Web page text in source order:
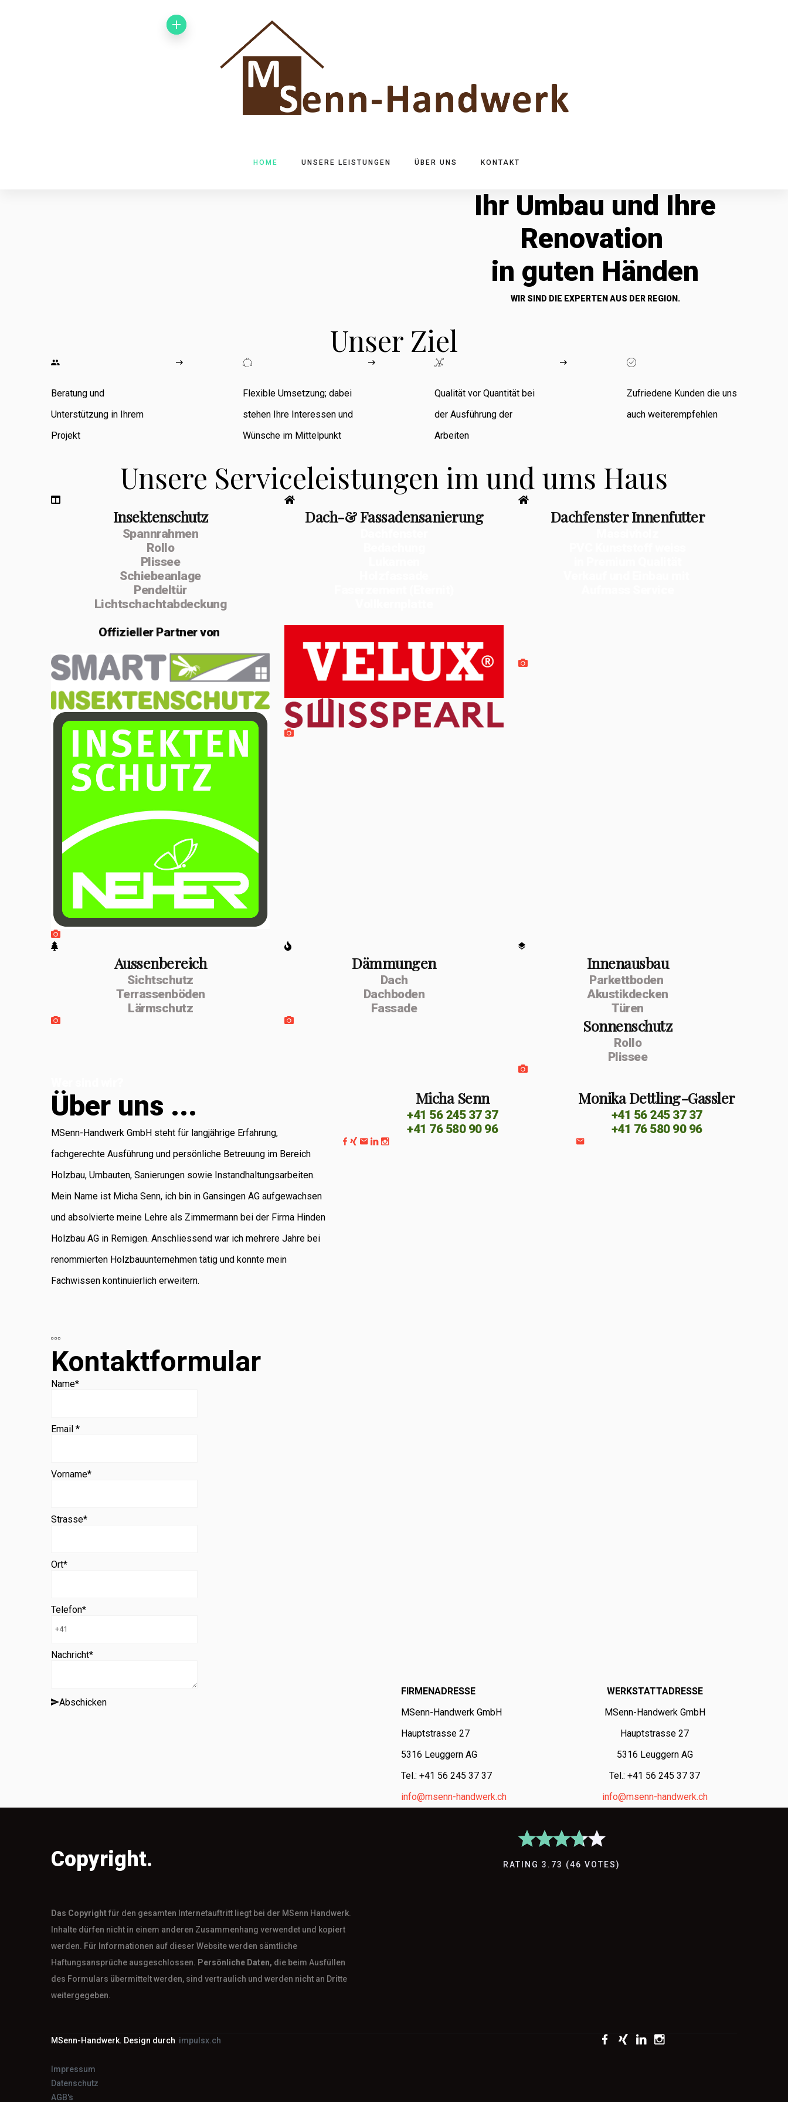
HOME UNSERE LEISTUNGEN ÜBER UNS KONTAKT
Ihr Umbau und Ihre
Renovation
in guten Händen
WIR SIND DIE EXPERTEN AUS DER REGION.
Unser Ziel
Beratung und
Unterstützung in Ihrem
Projekt
Flexible Umsetzung; dabei
stehen Ihre Interessen und
Wünsche im Mittelpunkt
Qualität vor Quantität bei
der Ausführung der
Arbeiten
Zufriedene Kunden die uns
auch weiterempfehlen
Unsere Serviceleistungen im und ums Haus
Insektenschutz
Spannrahmen
Rollo
Plissee
Schiebeanlage
Pendeltür
Lichtschachtabdeckung
OffiziellerPartner von
Dach-& Fassadensanierung Dachfenster Innenfutter
Aussenbereich
Sichtschutz
Terrassenböden
Lärmschutz
Dämmungen
Dach
Dachboden
Fassade
Innenausbau
Parkettboden
Akustikdecken
Türen
Sonnenschutz
Rollo
Plissee
Über uns ...
MSenn-Handwerk GmbH steht für langjährige Erfahrung,
fachgerechte Ausführung und persönliche Betreuung im Bereich
Holzbau, Umbauten, Sanierungen sowie Instandhaltungsarbeiten.
Mein Name ist Micha Senn, ich bin in Gansingen AG aufgewachsen
und absolvierte meine Lehre als Zimmermann bei der Firma Hinden
Holzbau AG in Remigen. Anschliessend war ich mehrere Jahre bei
renommierten Holzbauunternehmen tätig und konnte mein
Fachwissen kontinuierlich erweitern.
Zimmerarbeiten,
Umbauten,
Sanierungen
Im Februar 2020
gründete ich die
Einzelfirma
Februar 2026 die
Umwandlung zur
Handwerk GmbH.
Unterstützt
Monika Dettling-
und Buchhaltung
verantwortlich ist.
Als regional
verankertes
Unternehmen
grossen Wert auf
Zuverlässigkeit
Micha Senn
+41 56 245 37 37
+41 76 580 90 96
Monika Dettling-Gassler
+41 56 245 37 37
+41 76 580 90 96
Kontaktformular
Name*
Email *
Vorname*
Strasse*
Ort*
Telefon*
Nachricht*
Abschicken
FIRMENADRESSE
MSenn-Handwerk GmbH
Hauptstrasse 27
5316 Leuggern AG
Tel.: +41 56 245 37 37
info@msenn-handwerk.ch
WERKSTATTADRESSE
MSenn-Handwerk GmbH
Hauptstrasse 27
5316 Leuggern AG
Tel.: +41 56 245 37 37
info@msenn-handwerk.ch
Copyright.
Das Copyrightfür den gesamten Internetauftritt liegt bei der MSenn Handwerk.
Inhalte dürfen nicht in einem anderen Zusammenhang verwendet und kopiert
werden. Für Informationen auf dieser Website werden sämtliche
Haftungsansprüche ausgeschlossen. Persönliche Daten, die beim Ausfüllen
des Formulars übermittelt werden, sind vertraulich und werden nicht an Dritte
weitergegeben.
RATING3.73 (46 VOTES)
MSenn-Handwerk. Design durch impulsx.ch
Impressum
Datenschutz
AGB's